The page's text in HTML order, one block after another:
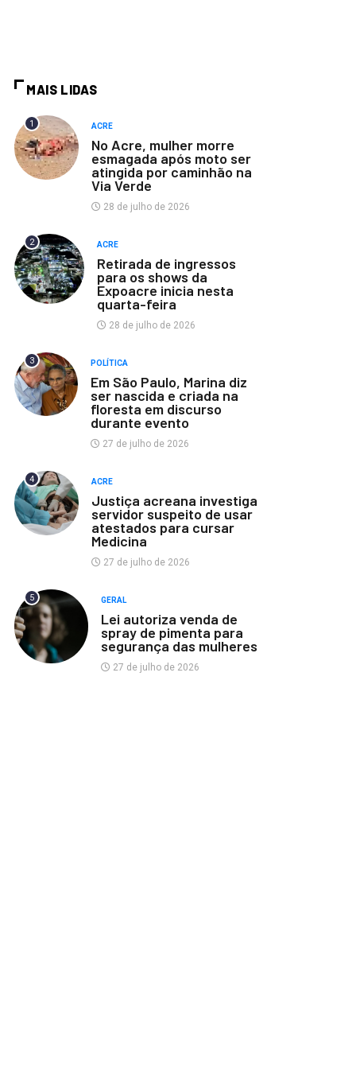
MAIS LIDAS
1 ACRE
No Acre, mulher morre
esmagada após moto ser
atingida por caminhão na
Via Verde
28 de julho de 2026
2 ACRE
Retirada de ingressos
para os shows da
Expoacre inicia nesta
quarta-feira
28 de julho de 2026
3 POLÍTICA
Em São Paulo, Marina diz
ser nascida e criada na
floresta em discurso
durante evento
27 de julho de 2026
4 ACRE
Justiça acreana investiga
servidor suspeito de usar
atestados para cursar
Medicina
27 de julho de 2026
5 GERAL
Lei autoriza venda de
spray de pimenta para
segurança das mulheres
27 de julho de 2026